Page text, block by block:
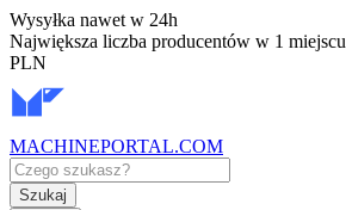
Wysyłka nawet w 24h
Największa liczba producentów w 1 miejscu
PLN
MACHINEPORTAL.COM
Szukaj